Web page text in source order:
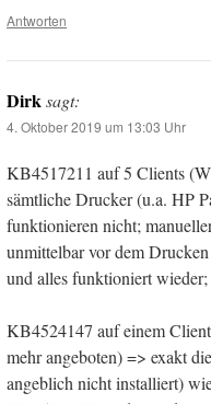
Antworten
Dirksagt:
4. Oktober 2019 um 13:03 Uhr
KB4517211 auf 5 Clients
sämtliche Drucker (u.a. HP
funktionieren nicht;
unmittelbar vor dem
und alles funktioniert wieder;
KB4524147 auf einem
mehr angeboten) => exakt
angeblich nicht installiert)